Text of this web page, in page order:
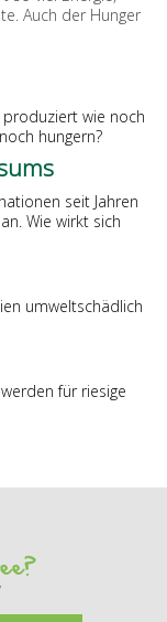
Auch der Hunger
produziert wie noch
hungern?
seit Jahren
Wie wirkt sich
umweltschädlich
für riesige